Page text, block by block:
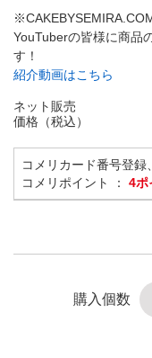
YouTuberの皆様に商品
す！
紹介動画はこちら
ネット販売
価格（税込）
コメリカード番号登
コメリポイント ： 4ポ
購入個数